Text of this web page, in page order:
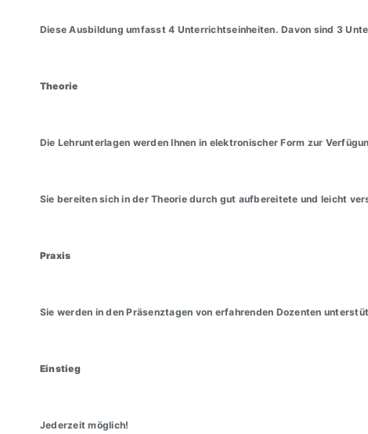
Diese Ausbildung umfasst 4 Unterrichtseinheiten. Davon sind 3
Theorie
Die Lehrunterlagen werden Ihnen in elektronischer Form zur
Sie bereiten sich in der Theorie durch gut aufbereitete und leicht
Praxis
Sie werden in den Präsenztagen von erfahrenden Dozenten
Einstieg
Jederzeit möglich!